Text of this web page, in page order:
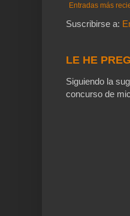
Entradas más
Suscribirse a:
LE HE
Siguiendo la
concurso de